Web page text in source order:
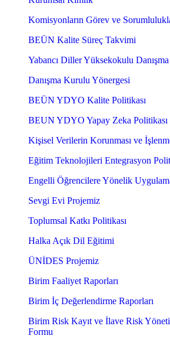
Komisyonların Görev ve
BEÜN Kalite Süreç Takvimi
Yabancı Diller Yüksekokulu
Danışma Kurulu Yönergesi
BEÜN YDYO Kalite Politikası
BEUN YDYO Yapay Zeka Politikası
Kişisel Verilerin Korunması ve
Eğitim Teknolojileri Entegrasyon
Engelli Öğrencilere Yönelik
Sevgi Evi Projemiz
Toplumsal Katkı Politikası
Halka Açık Dil Eğitimi
ÜNİDES Projemiz
Birim Faaliyet Raporları
Birim İç Değerlendirme Raporları
Birim Risk Kayıt ve İlave Risk
Formu